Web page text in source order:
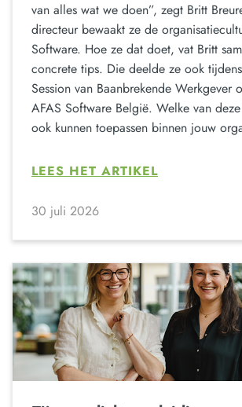
van alles wat we doen”, zegt Britt
directeur bewaakt ze de
Software. Hoe ze dat doet, vat Britt
concrete tips. Die deelde ze ook
Session van Baanbrekende Werkgever
AFAS Software België. Welke van
ook kunnen toepassen binnen jouw
LEES HET ARTIKEL
30 juli 2026